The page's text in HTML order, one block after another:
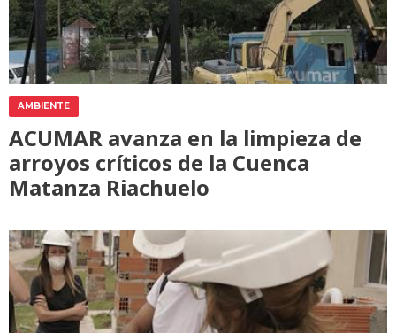
AMBIENTE
ACUMAR avanza en la limpieza de
arroyos críticos de la Cuenca
Matanza Riachuelo